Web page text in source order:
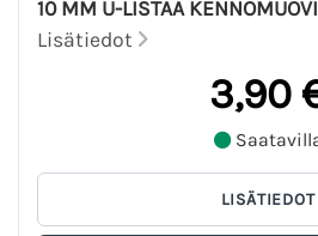
10 MM U-LISTAA
Lisätiedot
3,90